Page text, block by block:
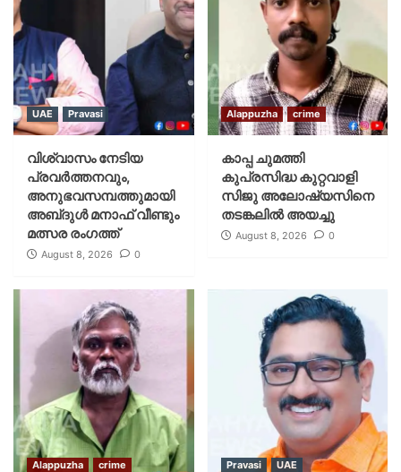
UAE Pravasi
വിശ്വാസം നേടിയ
പ്രവർത്തനവും,
അനുഭവസമ്പത്തുമായി
അബ്‌ദുൾ മനാഫ് വീണ്ടും
മത്സര രംഗത്ത്
August 8, 2026 0
Alappuzha crime
കാപ്പ ചുമത്തി
കുപ്രസിദ്ധ കുറ്റവാളി
സിജു അലോഷ്യസിനെ
തടങ്കലിൽ അയച്ചു
August 8, 2026 0
Alappuzha crime Pravasi UAE